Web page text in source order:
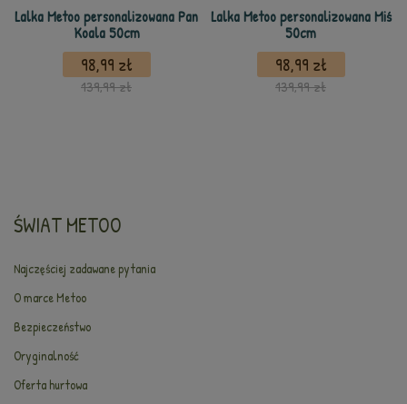
Lalka Metoo personalizowana Pan
Koala 50cm
98,99 zł
139,99 zł
Lalka Metoo personalizowana Miś
50cm
98,99 zł
139,99 zł
ŚWIAT METOO
Najczęściej zadawane pytania
O marce Metoo
Bezpieczeństwo
Oryginalność
Oferta hurtowa